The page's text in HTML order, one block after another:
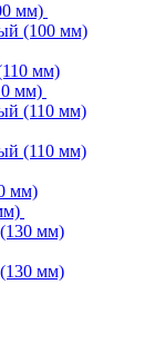
мм)
(100 мм)
мм)
(110 мм)
(110 мм)
мм)
мм)